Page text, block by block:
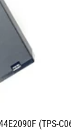
(TPS-